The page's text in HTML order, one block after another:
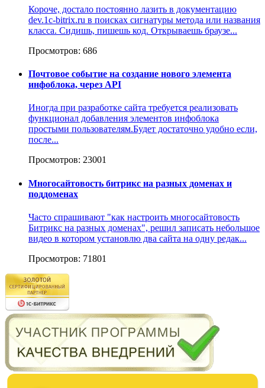
Короче, достало постоянно лазить в документацию
dev.1c-bitrix.ru в поисках сигнатуры метода или названия
класса. Сидишь, пишешь код. Открываешь браузе...
Просмотров: 686
Почтовое событие на создание нового элемента
инфоблока, через API
Иногда при разработке сайта требуется реализовать
функционал добавления элементов инфоблока
простыми пользователям.Будет достаточно удобно если,
после...
Просмотров: 23001
Многосайтовость битрикс на разных доменах и
поддоменах
Часто спрашивают "как настроить многосайтовость
Битрикс на разных доменах", решил записать небольшое
видео в котором установлю два сайта на одну редак...
Просмотров: 71801